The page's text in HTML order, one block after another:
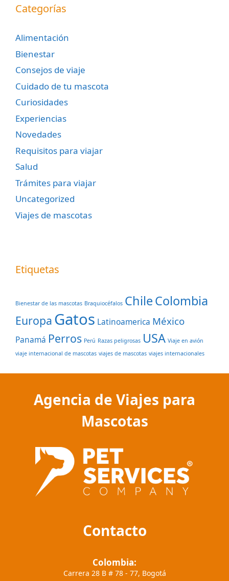
Categorías
Alimentación
Bienestar
Consejos de viaje
Cuidado de tu mascota
Curiosidades
Experiencias
Novedades
Requisitos para viajar
Salud
Trámites para viajar
Uncategorized
Viajes de mascotas
Etiquetas
Bienestar de las mascotas Braquiocéfalos ChileColombia
Europa Gatos Latinoamerica México
Panamá Perros Perú Razas peligrosas USA Viaje en avión
viaje internacional de mascotas viajes de mascotas viajes internacionales
Agencia de Viajes para
Mascotas
Contacto
Colombia:
Carrera 28 B # 78 - 77, Bogotá